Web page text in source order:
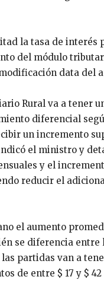
la tasa de
del módulo
data del
Rural va a tener
diferencial
un incremento
el ministro y
y el
reducir el
el aumento
se diferencia
partidas van a
de entre $ 17 y $ 42